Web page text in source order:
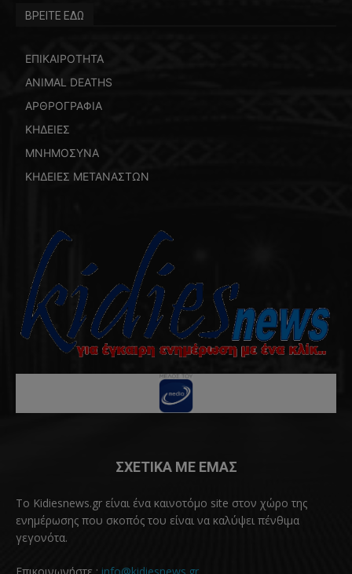
ΒΡΕΙΤΕ ΕΔΩ
ΕΠΙΚΑΙΡΟΤΗΤΑ
ANIMAL DEATHS
ΑΡΘΡΟΓΡΑΦΙΑ
ΚΗΔΕΙΕΣ
ΜΝΗΜΟΣΥΝΑ
ΚΗΔΕΙΕΣ ΜΕΤΑΝΑΣΤΩΝ
ΣΧΕΤΙΚΑ ΜΕ ΕΜΑΣ
Το Kidiesnews.gr είναι ένα καινοτόμο site στον χώρο της
ενημέρωσης που σκοπός του είναι να καλύψει πένθιμα
γεγονότα.
Επικοινωνήστε : info@kidiesnews.gr